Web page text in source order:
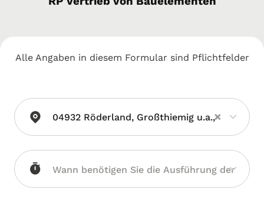
Alle Angaben in diesem Formular sind Pflichtfelder
04932 Röderland, Großthiemig u.a.,×